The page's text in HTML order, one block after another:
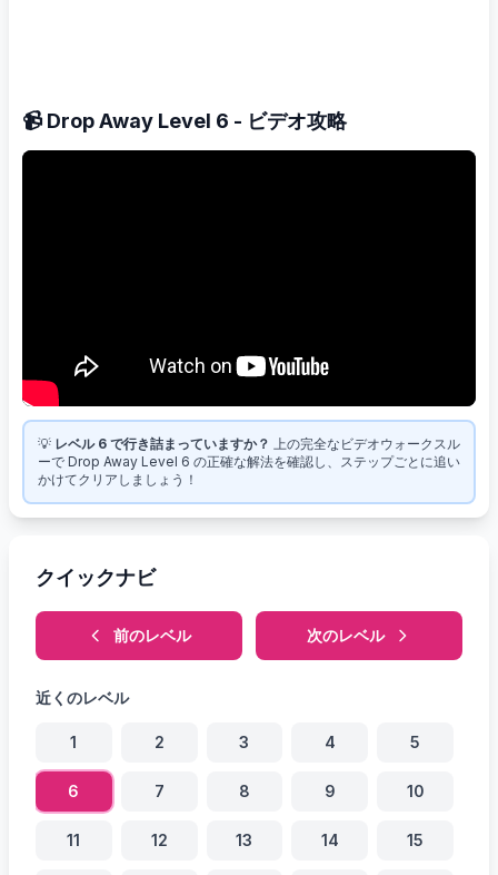
📹 Drop Away Level 6 - ビデオ攻略
💡 レベル 6 で行き詰まっていますか？
上の完全なビデオウォークスル
ーで Drop Away Level 6 の正確な解法を確認し、ステップごとに追い
かけてクリアしましょう！
クイックナビ
前のレベル 次のレベル
近くのレベル
1 2 3 4 5
6 7 8 9 10
11 12 13 14 15